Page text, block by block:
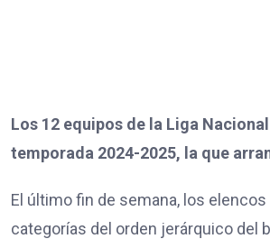
Los 12 equipos de la Liga
temporada 2024-2025, la que
El último fin de semana, los
categorías del orden jerárquico del